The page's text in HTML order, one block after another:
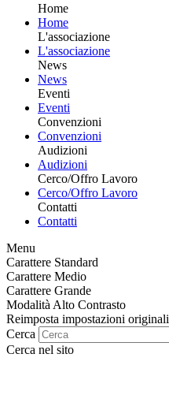
Home
Home
L'associazione
L'associazione
News
News
Eventi
Eventi
Convenzioni
Convenzioni
Audizioni
Audizioni
Cerco/Offro Lavoro
Cerco/Offro Lavoro
Contatti
Contatti
Menu
Carattere Standard
Carattere Medio
Carattere Grande
Modalità Alto Contrasto
Reimposta impostazioni originali
Cerca
Cerca nel sito